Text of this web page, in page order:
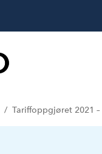
Tariffoppgjøret 2021